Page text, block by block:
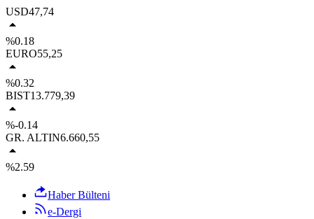
USD47,74
%0.18
EURO55,25
%0.32
BIST13.779,39
%-0.14
GR. ALTIN6.660,55
%2.59
Haber Bülteni
e-Dergi